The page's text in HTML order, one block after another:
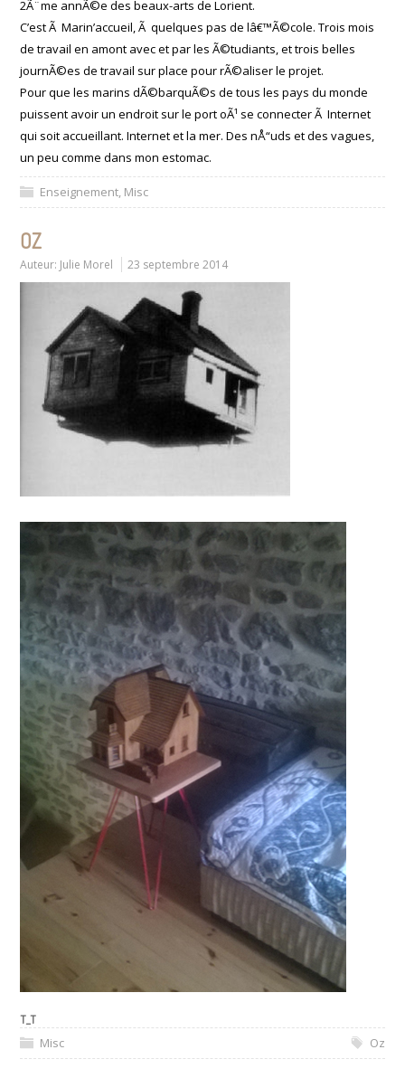
2Ã¨me annÃ©e des beaux-arts de Lorient.
C’est Ã Marin’accueil, Ã quelques pas de lâ€™Ã©cole. Trois mois
de travail en amont avec et par les Ã©tudiants, et trois belles
journÃ©es de travail sur place pour rÃ©aliser le projet.
Pour que les marins dÃ©barquÃ©s de tous les pays du monde
puissent avoir un endroit sur le port oÃ¹ se connecter Ã Internet
qui soit accueillant. Internet et la mer. Des nÅ“uds et des vagues,
un peu comme dans mon estomac.
Enseignement, Misc
OZ
Auteur: Julie Morel 23 septembre 2014
T_T
Misc Oz